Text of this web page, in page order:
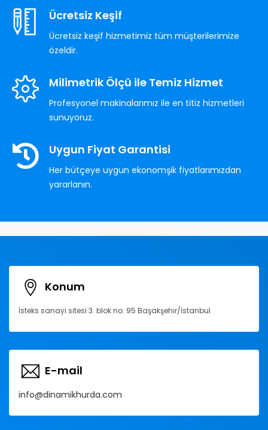
Ücretsiz Keşif
Ücretsiz keşif hizmetimiz tüm müşterilerimize
özeldir.
Milimetrik Ölçü ile Temiz Hizmet
Profesyonel makinalarımız ile en titiz hizmetleri
sunuyoruz.
Uygun Fiyat Garantisi
Her bütçeye uygun ekonomşik fiyatlarımızdan
yararlanın.
Konum
İsteks sanayi sitesi 3. blok no: 95 Başakşehir/İstanbul
E-mail
info@dinamikhurda.com